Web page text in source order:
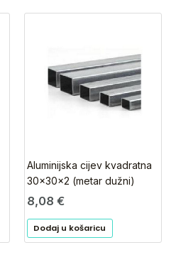
Aluminijska cijev kvadratna
30x30x2 (metar dužni)
8,08 €
Dodaj u košaricu